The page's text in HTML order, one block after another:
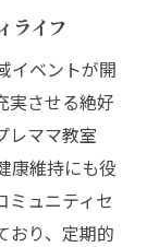
ライフ
イベントが開
実させる絶好
レママ教室
康維持にも役
ミュニティセ
おり、定期的